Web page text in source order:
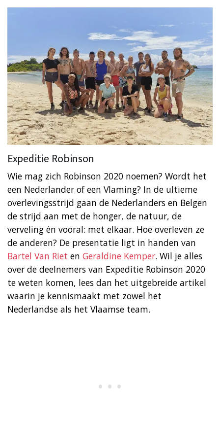
Expeditie Robinson
Wie mag zich Robinson 2020 noemen? Wordt het
een Nederlander of een Vlaming? In de ultieme
overlevingsstrijd gaan de Nederlanders en Belgen
de strijd aan met de honger, de natuur, de
verveling én vooral: met elkaar. Hoe overleven ze
de anderen? De presentatie ligt in handen van
Bartel Van Riet en Geraldine Kemper. Wil je alles
over de deelnemers van Expeditie Robinson 2020
te weten komen, lees dan het uitgebreide artikel
waarin je kennismaakt met zowel het
Nederlandse als het Vlaamse team.